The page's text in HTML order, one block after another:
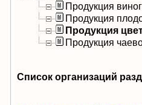
Продукция
Продукция
Продукция
Продукция
Список организаций